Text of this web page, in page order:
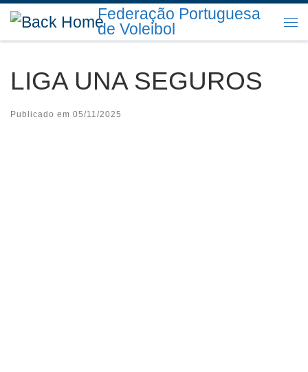
Skip to content Federação Portuguesa
de Voleibol
LIGA UNA SEGUROS
Publicado em 05/11/2025